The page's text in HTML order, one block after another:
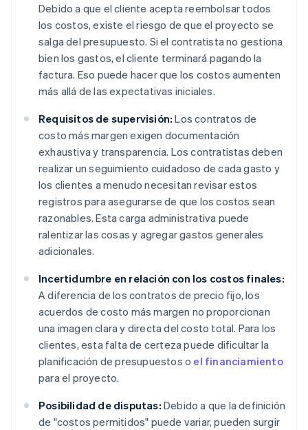
Debido a que el cliente acepta reembolsar todos
los costos, existe el riesgo de que el proyecto se
salga del presupuesto. Si el contratista no gestiona
bien los gastos, el cliente terminará pagando la
factura. Eso puede hacer que los costos aumenten
más allá de las expectativas iniciales.
Requisitos de supervisión: Los contratos de
costo más margen exigen documentación
exhaustiva y transparencia. Los contratistas deben
realizar un seguimiento cuidadoso de cada gasto y
los clientes a menudo necesitan revisar estos
registros para asegurarse de que los costos sean
razonables. Esta carga administrativa puede
ralentizar las cosas y agregar gastos generales
adicionales.
Incertidumbre en relación con los costos finales:
A diferencia de los contratos de precio fijo, los
acuerdos de costo más margen no proporcionan
una imagen clara y directa del costo total. Para los
clientes, esta falta de certeza puede dificultar la
planificación de presupuestos o el financiamiento
para el proyecto.
Posibilidad de disputas: Debido a que la definición
de "costos permitidos" puede variar, pueden surgir